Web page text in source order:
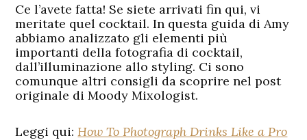
Ce l’avete fatta! Se siete arrivati fin qui, vi
meritate quel cocktail. In questa guida di Amy
abbiamo analizzato gli elementi più
importanti della fotografia di cocktail,
dall’illuminazione allo styling. Ci sono
comunque altri consigli da scoprire nel post
originale di Moody Mixologist.
Leggi qui:How To Photograph Drinks Like a Pro